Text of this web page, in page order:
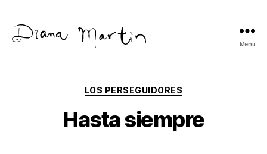
Menú
Categorías
LOS PERSEGUIDORES
Hasta siempre